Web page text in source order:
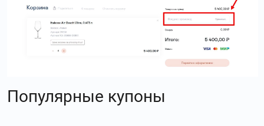
Популярные купоны